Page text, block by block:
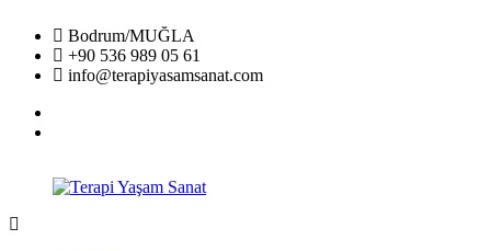
Bodrum/MUĞLA
+90 536 989 05 61
info@terapiyasamsanat.com